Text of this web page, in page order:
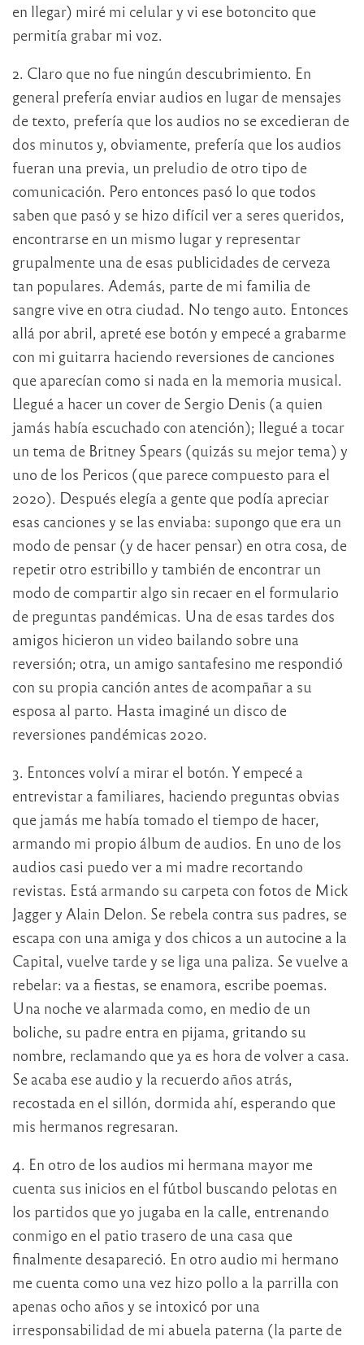
en llegar) miré mi celular y vi ese botoncito que
permitía grabar mi voz.
2. Claro que no fue ningún descubrimiento. En
general prefería enviar audios en lugar de mensajes
de texto, prefería que los audios no se excedieran de
dos minutos y, obviamente, prefería que los audios
fueran una previa, un preludio de otro tipo de
comunicación. Pero entonces pasó lo que todos
saben que pasó y se hizo difícil ver a seres queridos,
encontrarse en un mismo lugar y representar
grupalmente una de esas publicidades de cerveza
tan populares. Además, parte de mi familia de
sangre vive en otra ciudad. No tengo auto. Entonces
allá por abril, apreté ese botón y empecé a grabarme
con mi guitarra haciendo reversiones de canciones
que aparecían como si nada en la memoria musical.
Llegué a hacer un cover de Sergio Denis (a quien
jamás había escuchado con atención); llegué a tocar
un tema de Britney Spears (quizás su mejor tema) y
uno de los Pericos (que parece compuesto para el
2020). Después elegía a gente que podía apreciar
esas canciones y se las enviaba: supongo que era un
modo de pensar (y de hacer pensar) en otra cosa, de
repetir otro estribillo y también de encontrar un
modo de compartir algo sin recaer en el formulario
de preguntas pandémicas. Una de esas tardes dos
amigos hicieron un video bailando sobre una
reversión; otra, un amigo santafesino me respondió
con su propia canción antes de acompañar a su
esposa al parto. Hasta imaginé un disco de
reversiones pandémicas 2020.
3. Entonces volví a mirar el botón. Y empecé a
entrevistar a familiares, haciendo preguntas obvias
que jamás me había tomado el tiempo de hacer,
armando mi propio álbum de audios. En uno de los
audios casi puedo ver a mi madre recortando
revistas. Está armando su carpeta con fotos de Mick
Jagger y Alain Delon. Se rebela contra sus padres, se
escapa con una amiga y dos chicos a un autocine a la
Capital, vuelve tarde y se liga una paliza. Se vuelve a
rebelar: va a fiestas, se enamora, escribe poemas.
Una noche ve alarmada como, en medio de un
boliche, su padre entra en pijama, gritando su
nombre, reclamando que ya es hora de volver a casa.
Se acaba ese audio y la recuerdo años atrás,
recostada en el sillón, dormida ahí, esperando que
mis hermanos regresaran.
4. En otro de los audios mi hermana mayor me
cuenta sus inicios en el fútbol buscando pelotas en
los partidos que yo jugaba en la calle, entrenando
conmigo en el patio trasero de una casa que
finalmente desapareció. En otro audio mi hermano
me cuenta como una vez hizo pollo a la parrilla con
apenas ocho años y se intoxicó por una
irresponsabilidad de mi abuela paterna (la parte de